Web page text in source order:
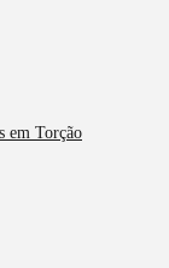
em Torção